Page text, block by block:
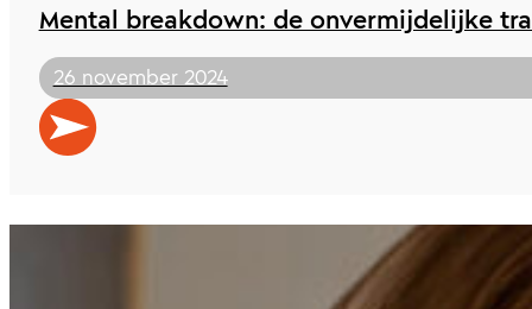
Mental breakdown: de onvermijdelijke
26 november 2024